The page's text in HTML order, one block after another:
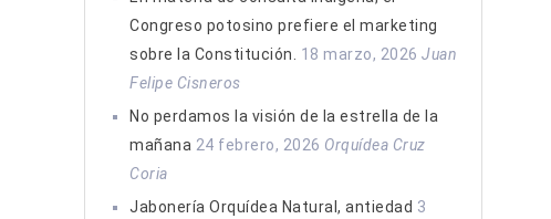
Congreso potosino prefiere el marketing
sobre la Constitución.
18 marzo, 2026 Juan
Felipe Cisneros
No perdamos la visión de la estrella de la
mañana 24 febrero, 2026 Orquídea Cruz
Coria
Jabonería Orquídea Natural, antiedad 3